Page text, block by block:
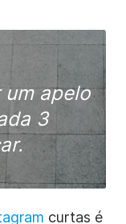
apelo
3
curtas é